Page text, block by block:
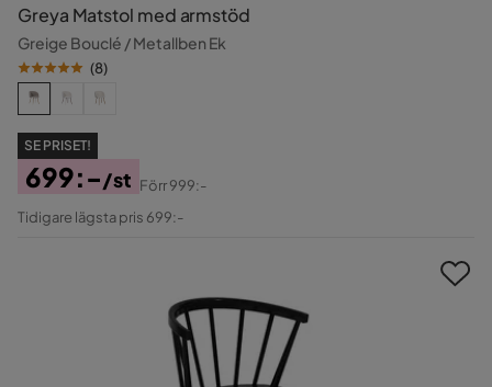
Greya Matstol med armstöd
Greige Bouclé / Metallben Ek
(8)
SE PRISET!
Pris
699:-/st
Original
Förr999:-
Tidigare lägsta pris 699:-